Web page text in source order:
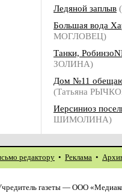
Ледяной заплыв
Большая вода
МОГЛОВЕЦ)
Танки,
ЗОЛИНА)
Дом №11
(Татьяна
Иерсиниоз
ШИМОЛИНА)
редактору • Реклама •
газеты — ООО